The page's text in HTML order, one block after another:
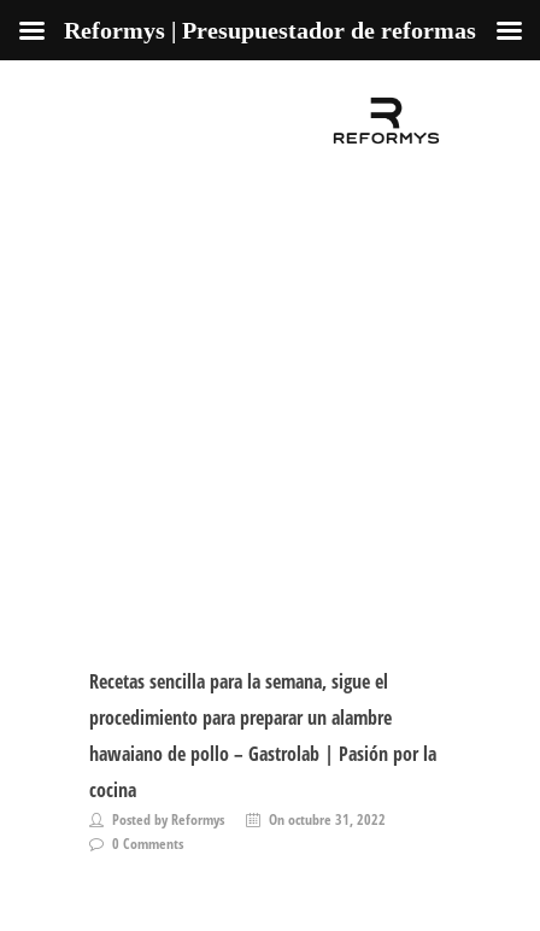
Recetas sencilla para la semana, sigue el
procedimiento para preparar un alambre
hawaiano de pollo – Gastrolab | Pasión por la
cocina
Posted by Reformys
On octubre 31, 2022
0 Comments
Reformys | Presupuestador de reformas